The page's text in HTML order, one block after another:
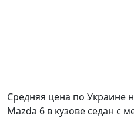
Средняя цена по Украине
Mazda 6 в кузове седан c